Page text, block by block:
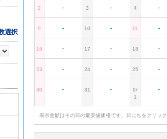
選択
2 - 3 - 4 -
9 - 10 - 11 -
16 - 17 - 18 -
23 - 24 - 25 -
30 - 31 -
9/
1
-
表示金額はその日の最安値価格です。日にちをクリッ